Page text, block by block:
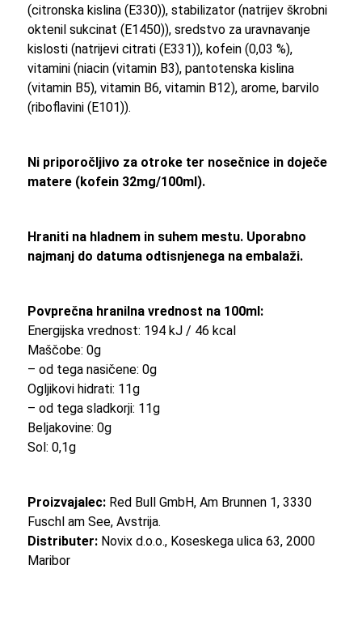
(citronska kislina (E330)), stabilizator (natrijev škrobni
oktenil sukcinat (E1450)), sredstvo za uravnavanje
kislosti (natrijevi citrati (E331)), kofein (0,03 %),
vitamini (niacin (vitamin B3), pantotenska kislina
(vitamin B5), vitamin B6, vitamin B12), arome, barvilo
(riboflavini (E101)).
Ni priporočljivo za otroke ter nosečnice in doječe
matere (kofein 32mg/100ml).
Hraniti na hladnem in suhem mestu. Uporabno
najmanj do datuma odtisnjenega na embalaži.
Povprečna hranilna vrednost na 100ml:
Energijska vrednost: 194 kJ / 46 kcal
Maščobe: 0g
– od tega nasičene: 0g
Ogljikovi hidrati: 11g
– od tega sladkorji: 11g
Beljakovine: 0g
Sol: 0,1g
Proizvajalec:Red Bull GmbH, Am Brunnen 1, 3330
Fuschl am See, Avstrija.
Distributer:Novix d.o.o., Koseskega ulica 63, 2000
Maribor